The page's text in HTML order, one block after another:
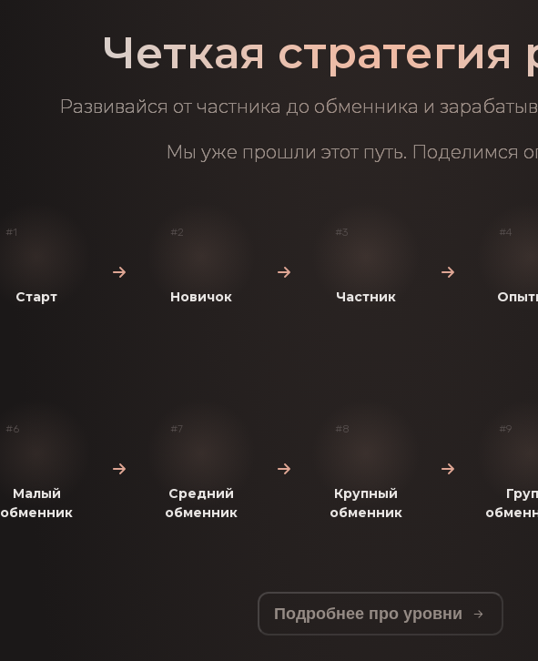
Четкая стратегия
Развивайся от частника до обменника и
Мы уже прошли этот путь. Поделимся
#1
Старт
#2
Новичок
#3
Частник
#4
#6
Малый
обменник
#7
Средний
обменник
#8
Крупный
обменник
#9
Подробнее про уровни